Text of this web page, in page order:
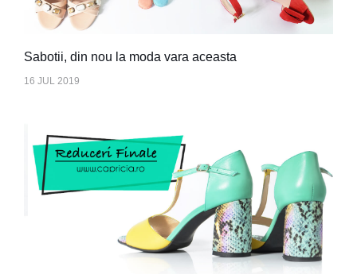
Sabotii, din nou la moda vara aceasta
16 JUL 2019